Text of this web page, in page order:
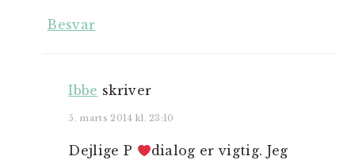
Besvar
Ibbe skriver
5. marts 2014 kl. 23:10
Dejlige P
dialog er vigtig. Jeg